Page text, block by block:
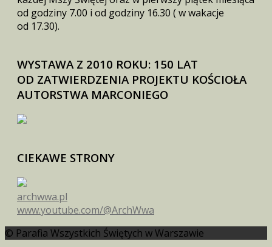
od godziny 7.00 i od godziny 16.30 ( w wakacje
od 17.30).
WYSTAWA Z 2010 ROKU: 150 LAT
OD ZATWIERDZENIA PROJEKTU KOŚCIOŁA
AUTORSTWA MARCONIEGO
CIEKAWE STRONY
archwwa.pl
www.youtube.com/@ArchWwa
© Parafia Wszystkich Świętych w Warszawie